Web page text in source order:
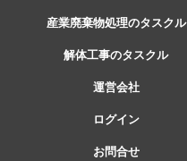
産業廃棄物処理のタスクル
解体工事のタスクル
運営会社
ログイン
お問合せ